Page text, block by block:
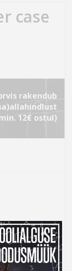
case
rakendub
12€ ostul)